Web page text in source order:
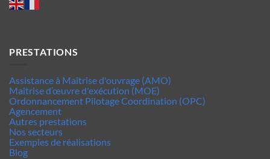
PRESTATIONS
Assistance à Maîtrise d'ouvrage (AMO)
Maîtrise d’œuvre d'exécution (MOE)
Ordonnancement Pilotage Coordination (OPC)
Agencement
Autres prestations
Nos secteurs
Exemples de réalisations
Blog